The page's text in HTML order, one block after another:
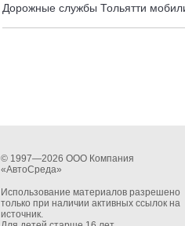
Дорожные службы Тольятти
© 1997—2026 ООО Компания
«АвтоСреда»
Использование материалов разрешено
только при наличии активных ссылок на
источник.